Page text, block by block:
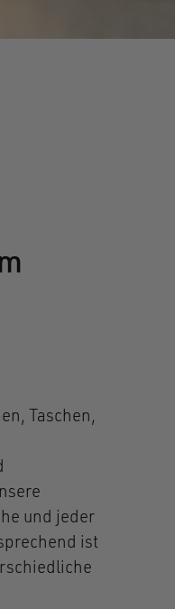
Taschen,
und jeder
ist